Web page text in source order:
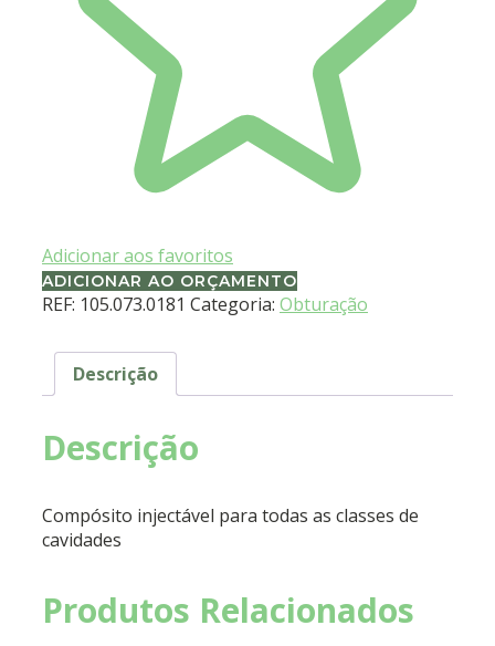
Adicionar aos favoritos
ADICIONAR AO ORÇAMENTO
REF: 105.073.0181 Categoria: Obturação
Descrição
Descrição
Compósito injectável para todas as classes de
cavidades
Produtos Relacionados